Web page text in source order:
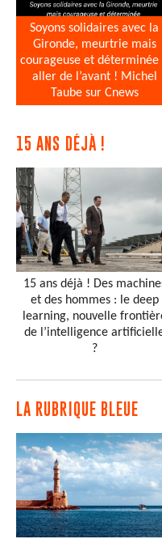
Soyons solidaires avec la
Gironde, meurtrie mais
courageuse et déterminée
aller de l’avant ! Michel
Taube sur Cnews
15 ANS DÉJÀ !
15 ans déjà ! Des
et des hommes : le deep
learning, nouvelle
de l’intelligence
?
LA RUBRIQUE BLEUE